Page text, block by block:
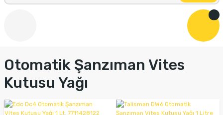
Otomatik Şanzıman Vites
Kutusu Yağı